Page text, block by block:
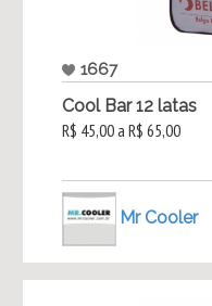
1667
Cool Bar 12 latas
R$ 45,00 a R$ 65,00
Mr Cooler